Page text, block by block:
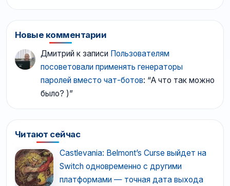
Новые комментарии
Дмитрий к записи Пользователям
посоветовали применять генераторы
паролей вместо чат-ботов: “А что так можно
было? )”
Читают сейчас
Castlevania: Belmont’s Curse выйдет на
Switch одновременно с другими
платформами — точная дата выхода